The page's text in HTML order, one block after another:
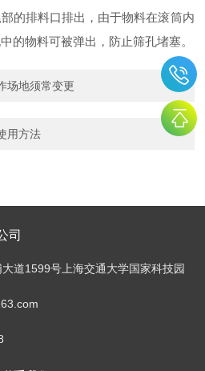
的排料口排出，由于物料在滚筒内
的物料可被弹出，防止筛孔堵塞。
场地须常变更
用方法
司
道1599号上海交通大学国家科技园